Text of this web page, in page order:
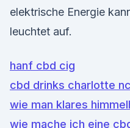
elektrische Energie
leuchtet auf.
hanf cbd cig
cbd drinks charlotte nc
wie man klares
wie mache ich eine